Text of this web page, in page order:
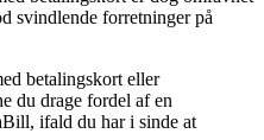
svindlende forretninger på
betalingskort eller
du drage fordel af en
ifald du har i sinde at